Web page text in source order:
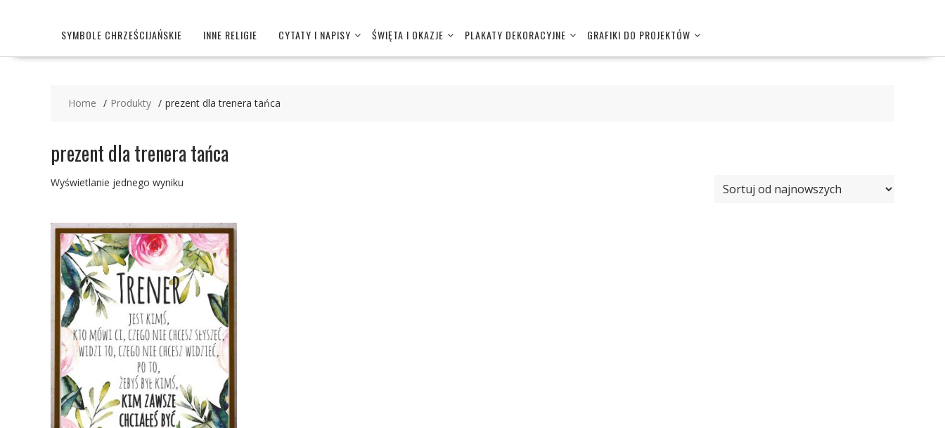
SYMBOLE CHRZEŚCIJAŃSKIE INNE RELIGIE CYTATY I NAPISY ŚWIĘTA I OKAZJE PLAKATY DEKORACYJNE GRAFIKI DO PROJEKTÓW
Home Produkty prezent dla trenera tańca
prezent dla trenera tańca
Wyświetlanie jednego wyniku